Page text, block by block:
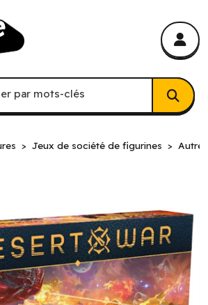
par mots-clés
par mots-clés
Jeux de société de figurines Autres